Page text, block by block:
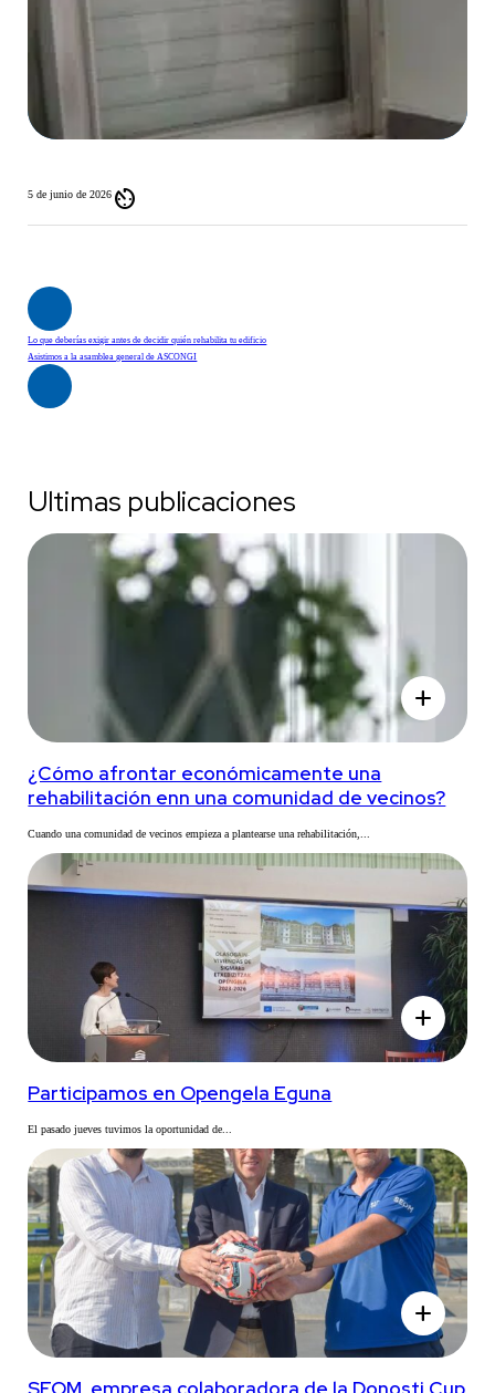
5 de junio de 2026 av_timer
Lo que deberías exigir antes de decidir quién rehabilita tu edificio
Asistimos a la asamblea general de ASCONGI
Ultimas publicaciones
add
¿Cómo afrontar económicamente una
rehabilitación enn una comunidad de vecinos?
Cuando una comunidad de vecinos empieza a plantearse una rehabilitación,...
add
Participamos en Opengela Eguna
El pasado jueves tuvimos la oportunidad de...
add